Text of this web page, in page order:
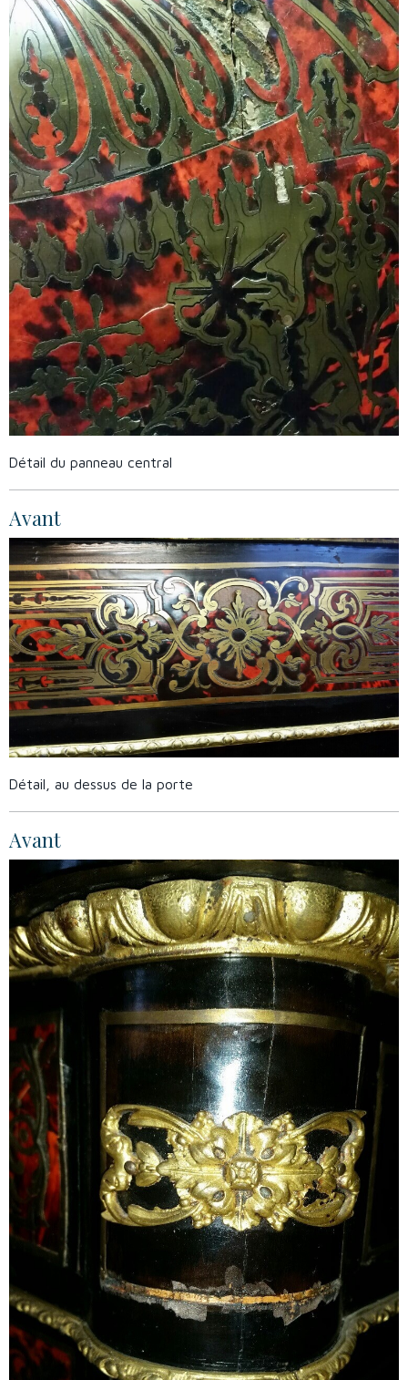
Détail du panneau central
Avant
Détail, au dessus de la porte
Avant